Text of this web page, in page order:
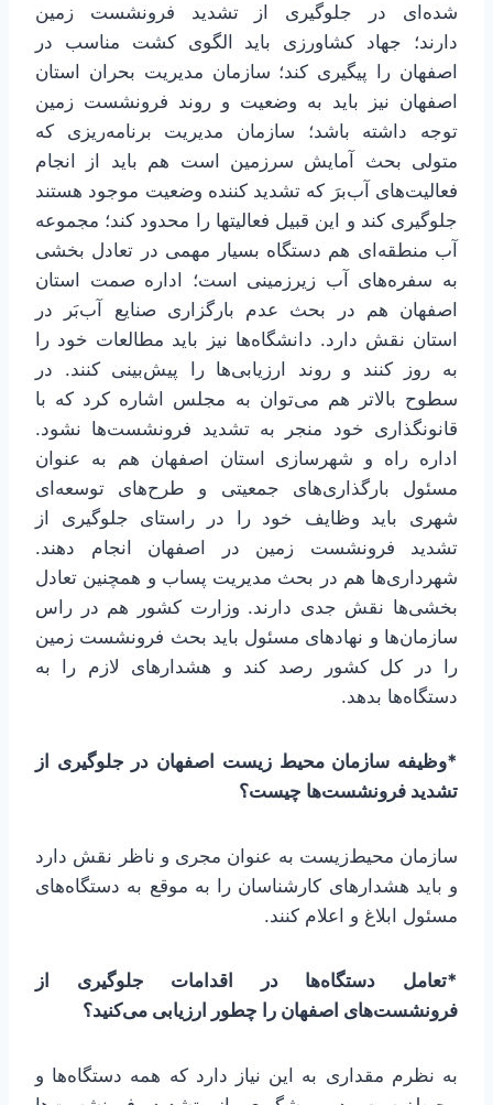
شده‌ای در جلوگیری از تشدید فرونشست زمین
دارند؛ جهاد کشاورزی باید الگوی کشت مناسب در
اصفهان را پیگیری کند؛ سازمان مدیریت بحران استان
اصفهان نیز باید به وضعیت و روند فرونشست زمین
توجه داشته باشد؛ سازمان مدیریت برنامه‌ریزی که
متولی بحث آمایش سرزمین است هم باید از انجام
فعالیت‌های آب‌برَ که تشدید کننده وضعیت موجود هستند
جلوگیری کند و این قبیل فعالیتها را محدود کند؛ مجموعه
آب منطقه‌ای هم دستگاه بسیار مهمی در تعادل بخشی
به سفره‌های آب زیرزمینی است؛ اداره صمت استان
اصفهان هم در بحث عدم بارگزاری صنایع آب‌بَر در
استان نقش دارد. دانشگاه‌ها نیز باید مطالعات خود را
به روز کنند و روند ارزیابی‌ها را پیش‌بینی کنند. در
سطوح بالاتر هم می‌توان به مجلس اشاره کرد که با
قانونگذاری خود منجر به تشدید فرونشست‌ها نشود.
اداره راه و شهرسازی استان اصفهان هم به عنوان
مسئول بارگذاری‌های جمعیتی و طرح‌های توسعه‌ای
شهری باید وظایف خود را در راستای جلوگیری از
تشدید فرونشست زمین در اصفهان انجام دهند.
شهرداری‌ها هم در بحث مدیریت پساب و همچنین تعادل
بخشی‌ها نقش جدی دارند. وزارت کشور هم در راس
سازمان‌ها و نهادهای مسئول باید بحث فرونشست زمین
را در کل کشور رصد کند و هشدارهای لازم را به
دستگاه‌ها بدهد.
*وظیفه سازمان محیط زیست اصفهان در جلوگیری از
تشدید فرونشست‌ها چیست؟
سازمان محیط‌زیست به عنوان مجری و ناظر نقش دارد
و باید هشدارهای کارشناسان را به موقع به دستگاه‌های
مسئول ابلاغ و اعلام کنند.
*تعامل دستگاه‌ها در اقدامات جلوگیری از
فرونشست‌های اصفهان را چطور ارزیابی می‌کنید؟
به نظرم مقداری به این نیاز دارد که همه دستگاه‌ها و